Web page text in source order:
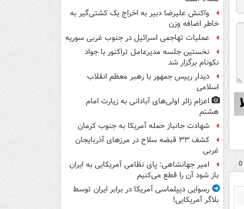
واکنش علیرضا دبیر به اخراج یک کشتی‌گیر به
خاطر اضافه وزن
عملیات تهاجمی اسرائیل در جنوب غربی سوریه
نخستین جلسه مدیرعامل تراکتور با جواد
نکونام برگزار شد
دیدار رییس جمهور با رهبر معظم انقلاب
اسلامی
اعزام زائر اولی‌های آبادانی به زیارت امام
هشتم
شهادت جانباز حمله آمریکا به جنوب کرمان
کشف ۳۳ قبضه سلاح در مرزهای آذربایجان
غربی
امیر جهانشاهی: پای نظامی آمریکایی به ایران
باز شود آن را قطع می‌کنیم
رسوایی دیپلماسی آمریکا در برابر ایران توسط
بلاگر آمریکایی!